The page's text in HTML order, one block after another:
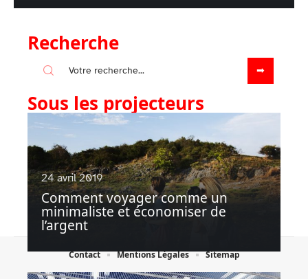
Recherche
Sous les projecteurs
24 avril 2019
Comment voyager comme un
minimaliste et économiser de
l’argent
Contact Mentions Légales Sitemap